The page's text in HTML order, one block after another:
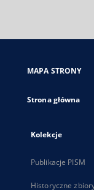
się
karcie
MAPA STRONY
Strona główna
Kolekcje
Publikacje PISM
Historyczne